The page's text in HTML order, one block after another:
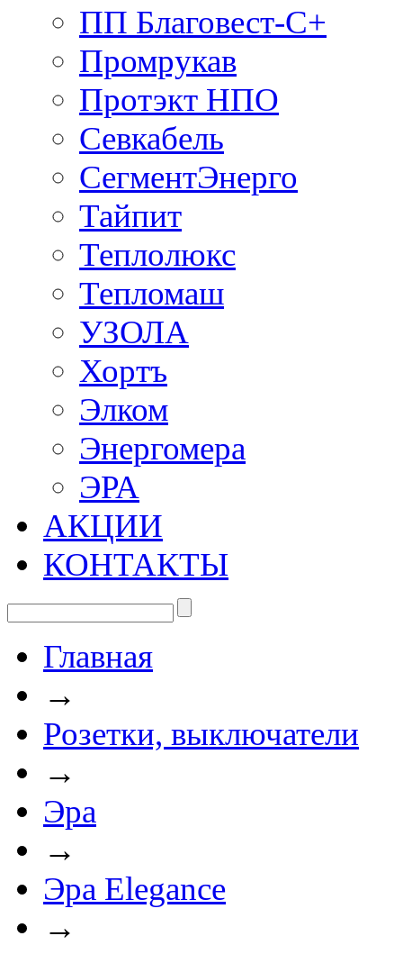
ПП Благовест-С+
Промрукав
Протэкт НПО
Севкабель
СегментЭнерго
Тайпит
Теплолюкс
Тепломаш
УЗОЛА
Хортъ
Элком
Энергомера
ЭРА
АКЦИИ
КОНТАКТЫ
Главная
→
Розетки, выключатели
→
Эра
→
Эра Elegance
→